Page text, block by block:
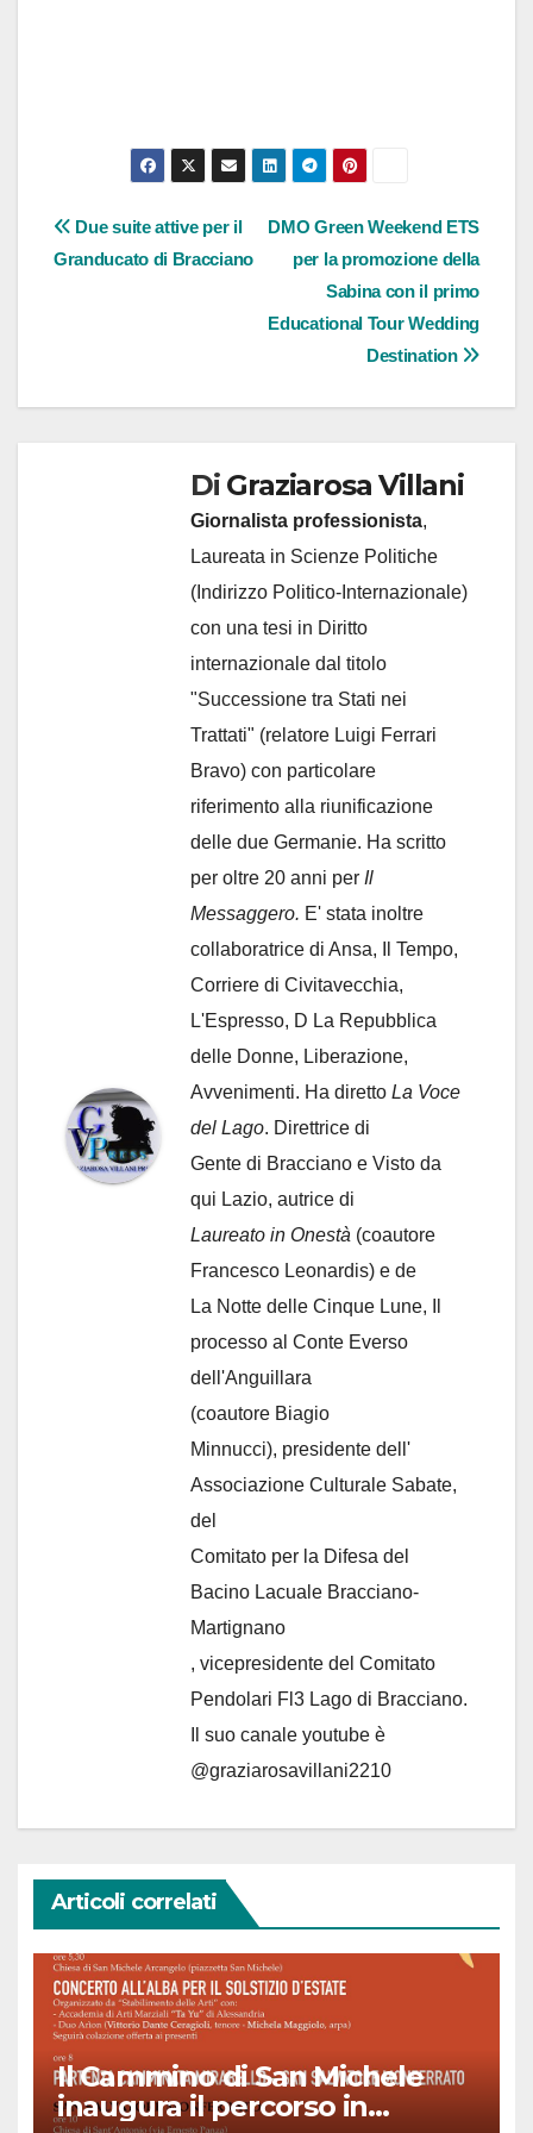
NavigazioneDMO Green Weekend ETS
per la promozione della
Sabina con il primo
Educational Tour Wedding
Destination
Due suite attive per il
Granducato di Bracciano
Di Graziarosa Villani
Giornalista professionista,
Laureata in Scienze Politiche
(Indirizzo Politico-Internazionale)
con una tesi in Diritto
internazionale dal titolo
"Successione tra Stati nei
Trattati" (relatore Luigi Ferrari
Bravo) con particolare
riferimento alla riunificazione
delle due Germanie. Ha scritto
per oltre 20 anni per Il
Messaggero. E' stata inoltre
collaboratrice di Ansa, Il Tempo,
Corriere di Civitavecchia,
L'Espresso, D La Repubblica
delle Donne, Liberazione,
Avvenimenti. Ha diretto La Voce
del Lago. Direttrice di
Gente di Bracciano e Visto da
qui Lazio, autrice di
Laureato in Onestà (coautore
Francesco Leonardis) e de
La Notte delle Cinque Lune, Il
processo al Conte Everso
dell'Anguillara
(coautore Biagio
Minnucci), presidente dell'
Associazione Culturale Sabate,
del
Comitato per la Difesa del
Bacino Lacuale Bracciano-
Martignano
, vicepresidente del Comitato
Pendolari Fl3 Lago di Bracciano.
Il suo canale youtube è
@graziarosavillani2210
Articoli correlati
Il Cammino di San Michele
inaugura il percorso in